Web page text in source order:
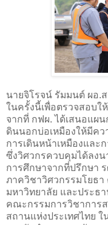
นายจิโรจน์ รัมมนต์ ผอ.ส
ในครั้งนี้เพื่อตรวจสอบใ
จากที่ กฟผ. ได้เสนอแผ
ดินนอกบ่อเหมืองให้มีค
การเดินหน้าเหมืองและ
ซึ่งวิศวกรควบคุมได้ลงน
การศึกษาจากที่ปรึกษา
ภาควิชาวิศวกรรมโยธ
มหาวิทยาลัย และประธ
คณะกรรมการวิชาการ
สถานแห่งประเทศไทย